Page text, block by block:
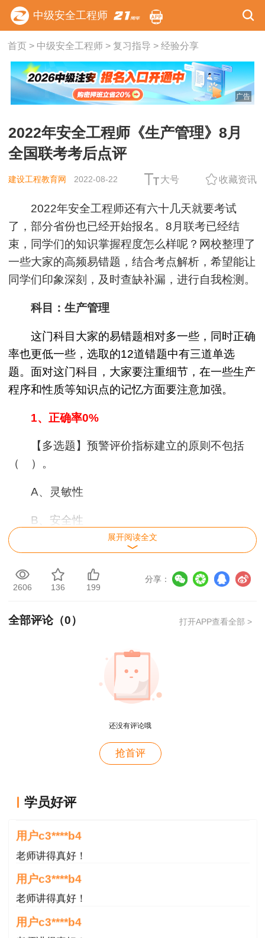
中级安全工程师
首页> 中级安全工程师> 复习指导 > 经验分享
广告
2022年安全工程师《生产管理》8月
全国联考考后点评
建设工程教育网 2022-08-22 大号 收藏资讯
2022年安全工程师还有六十几天就要考试
了，部分省份也已经开始报名。8月联考已经结
束，同学们的知识掌握程度怎么样呢？网校整理了
一些大家的高频易错题，结合考点解析，希望能让
同学们印象深刻，及时查缺补漏，进行自我检测。
科目：生产管理
这门科目大家的易错题相对多一些，同时正确
率也更低一些，选取的12道错题中有三道单选
题。面对这门科目，大家要注重细节，在一些生产
程序和性质等知识点的记忆方面要注意加强。
1、正确率0%
【多选题】预警评价指标建立的原则不包括
（ ）。
A、灵敏性
B、安全性
D、高效性
【题目解析】本题考查的是安全生产预警预报
体系。预警评价指标的构建应遵循以下原则：
（1）灵敏性。即指标能准确敏感地反映危险源的
重的确'定、数据的选取、计算必须以公认的科学
理论为依据，确保指标既能满足全面性和相关性要
求，又能避免之间的相互重叠。（3）动态性。事
指标应具有动态性，综合反映事故发展的趋势。
业、行业的安全规范和标准。（5）引导性。评价
指标要体现所在行业总体战略目标，以规范和引导
企业未来发展的行为和方向。（6）预见性。预警
指标应选定能反映现状和预示未来的指标。
2、正确率10.53 %
展开阅读全文
2606 136 199
分享：
全部评论（0） 打开APP查看全部 >
还没有评论哦
抢首评
学员好评
用户m9****68
用户c3****b4
老师讲得真好！
用户c3****b4
老师讲得真好！
用户c3****b4